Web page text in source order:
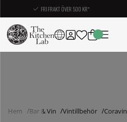
FRI FRAKT ÖVER 500 KR*
Hem Bar & Vin Vintillbehör Coravin